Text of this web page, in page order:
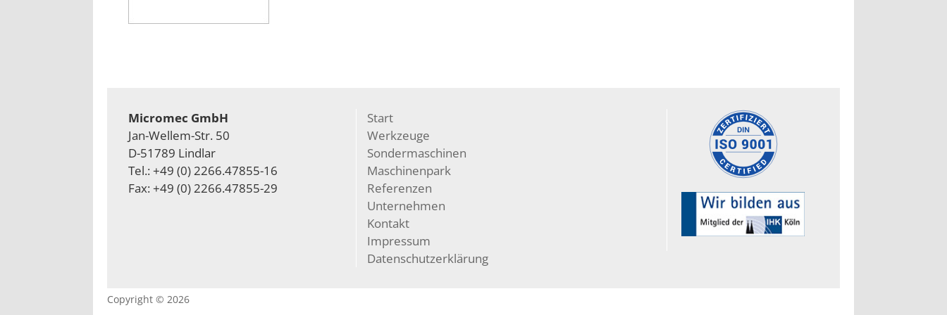
Micromec GmbH
Jan-Wellem-Str. 50
D-51789 Lindlar
Tel.: +49 (0) 2266.47855-16
Fax: +49 (0) 2266.47855-29
Start
Werkzeuge
Sondermaschinen
Maschinenpark
Referenzen
Unternehmen
Kontakt
Impressum
Datenschutzerklärung
Copyright © 2026